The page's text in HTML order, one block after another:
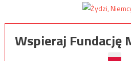
Wspieraj Fundację